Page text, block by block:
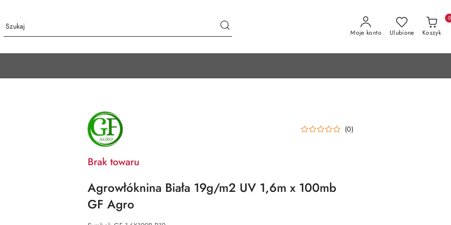
Moje konto Ulubione Koszyk
0
NAZWA
PRODUCENTA:
GF
AGRO
(0)
Brak towaru
Agrowłóknina Biała 19g/m2 UV 1,6m x 100mb
GF Agro